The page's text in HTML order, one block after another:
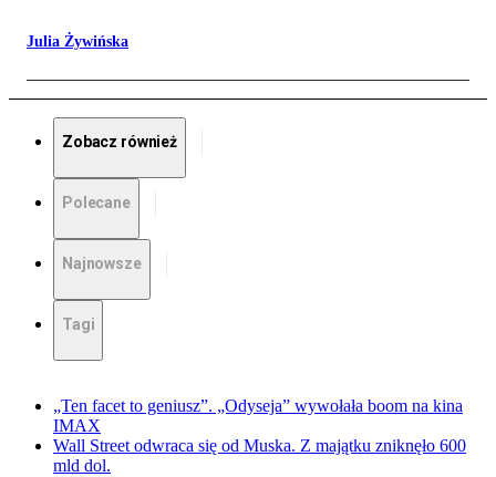
Julia Żywińska
Zobacz również
Polecane
Najnowsze
Tagi
„Ten facet to geniusz”. „Odyseja” wywołała boom na kina
IMAX
Wall Street odwraca się od Muska. Z majątku zniknęło 600
mld dol.